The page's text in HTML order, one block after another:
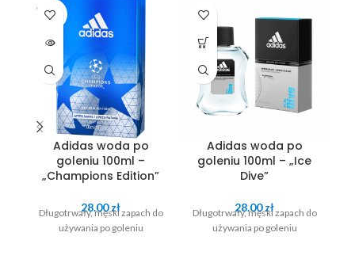
SOLD
OUT
Adidas woda po
goleniu 100ml –
„Champions Edition”
28.00zł
Długotrwały, męski zapach do
używania po goleniu
Adidas woda po
goleniu 100ml – „Ice
Dive”
28.00zł
Długotrwały, męski zapach do
używania po goleniu